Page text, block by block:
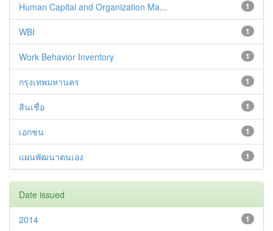
1
Human Capital and Organization Ma...
1
WBI
1
Work Behavior Inventory
1
กรุงเทพมหานคร
1
สินเชื่อ
1
เอกชน
1
แผนพัฒนาตนเอง
Date issued
1
2014